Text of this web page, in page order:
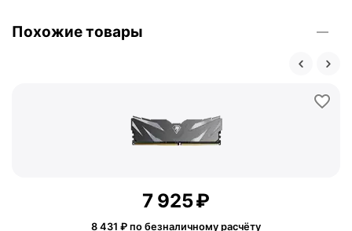
Похожие товары
7 925₽
8 431 ₽ по безналичному расчёту